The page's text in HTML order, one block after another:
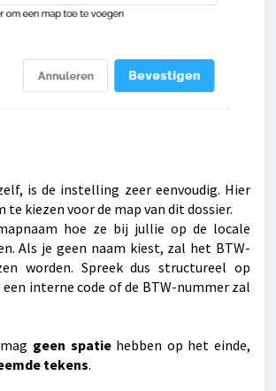
is de instelling zeer eenvoudig. Hier
te kiezen voor de map van dit dossier.
hoe ze bij jullie op de locale
Als je geen naam kiest, zal het BTW-
worden. Spreek dus structureel op
interne code of de BTW-nummer zal
geen spatie hebben op het einde,
tekens.